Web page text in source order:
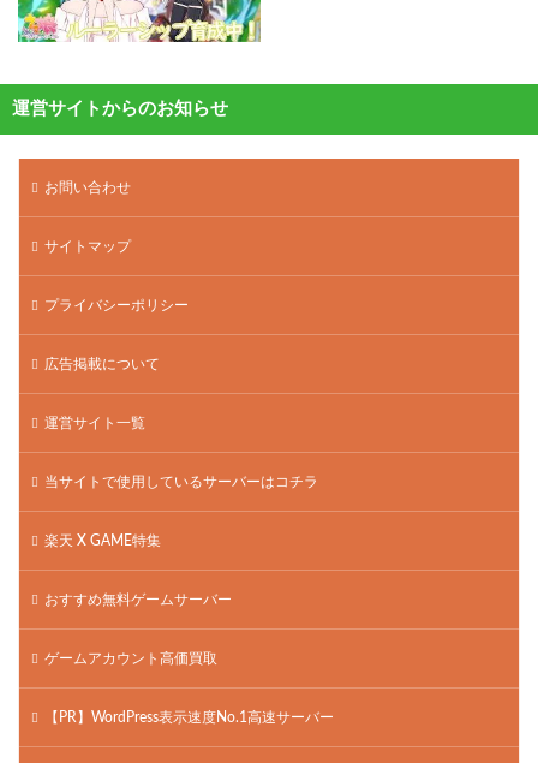
運営サイトからのお知らせ
お問い合わせ
サイトマップ
プライバシーポリシー
広告掲載について
運営サイト一覧
当サイトで使用しているサーバーはコチラ
楽天 X GAME特集
おすすめ無料ゲームサーバー
ゲームアカウント高価買取
【PR】WordPress表示速度No.1高速サーバー